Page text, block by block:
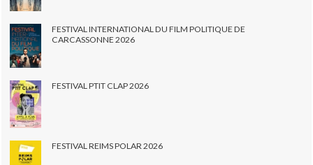
FESTIVAL INTERNATIONAL DU FILM POLITIQUE DE
CARCASSONNE 2026
FESTIVAL PTIT CLAP 2026
FESTIVAL REIMS POLAR 2026